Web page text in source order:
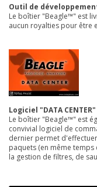
Outil de
Le boîtier "Beagle™" est
aucun royalties pour être
Logiciel "DATA CENTER"
Le boîtier "Beagle™" est
convivial logiciel de
dernier permet
paquets (en même
la gestion de filtres, de